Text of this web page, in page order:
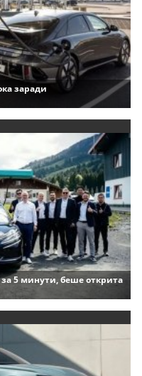
заради
5 минути, беше открита